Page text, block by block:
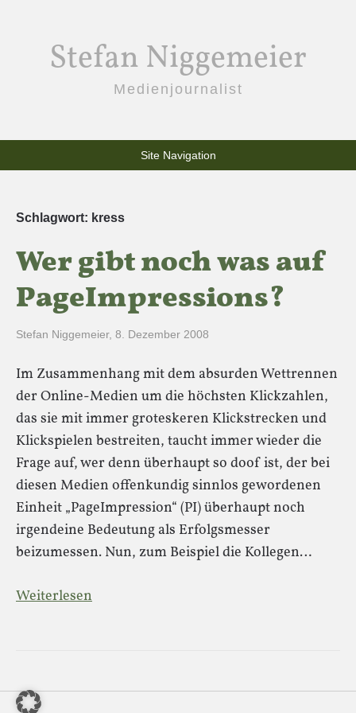
Stefan Niggemeier
Medienjournalist
Site Navigation
Schlagwort: kress
Wer gibt noch was auf
PageImpressions?
Stefan Niggemeier, 8. Dezember 2008
Im Zusammenhang mit dem absurden Wettrennen
der Online-Medien um die höchsten Klickzahlen,
das sie mit immer groteskeren Klickstrecken und
Klickspielen bestreiten, taucht immer wieder die
Frage auf, wer denn überhaupt so doof ist, der bei
diesen Medien offenkundig sinnlos gewordenen
Einheit „PageImpression“ (PI) überhaupt noch
irgendeine Bedeutung als Erfolgsmesser
beizumessen. Nun, zum Beispiel die Kollegen…
Weiterlesen